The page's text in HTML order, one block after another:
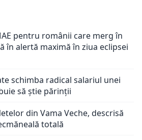
pentru românii care merg în
în alertă maximă în ziua eclipsei
schimba radical salariul unei
să știe părinții
din Vama Veche, descrisă
totală